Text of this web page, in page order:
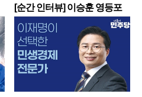
[순간 인터뷰] 이승훈 영등포
구